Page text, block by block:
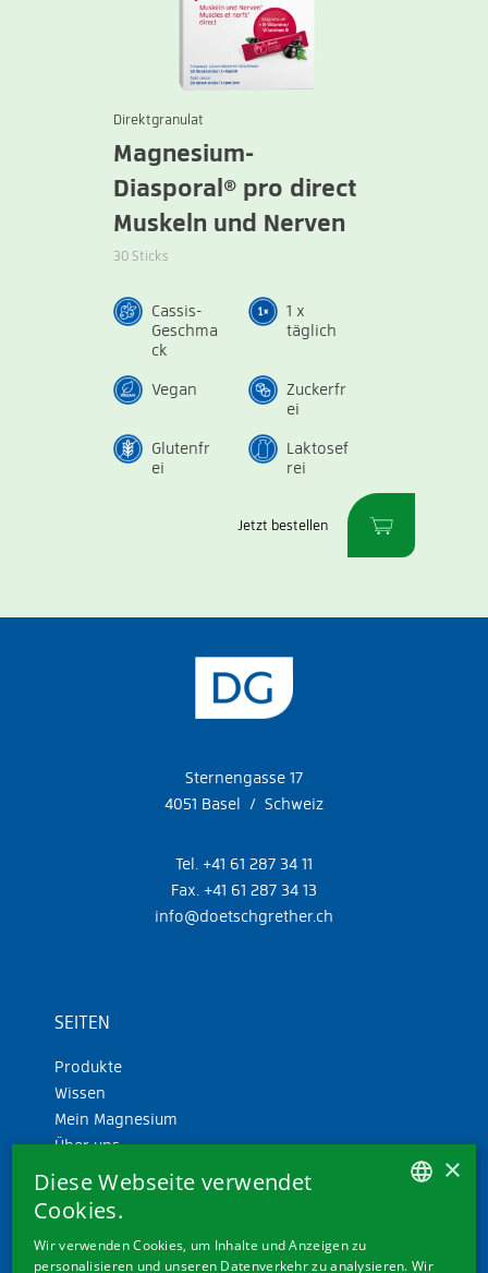
Direktgranulat
Magnesium-
Diasporal® pro direct
Muskeln und Nerven
30 Sticks
Cassis-
Geschma
ck
1 x
täglich
Vegan
Zuckerfr
ei
Glutenfr
ei
Laktosef
rei
Jetzt bestellen
Sternengasse 17
4051 Basel / Schweiz
Tel. +41 61 287 34 11
Fax. +41 61 287 34 13
info@doetschgrether.ch
SEITEN
Produkte
Wissen
Mein Magnesium
Über uns
FRENCH
×
Diese Webseite verwendet
Cookies.
Wir verwenden Cookies, um Inhalte und Anzeigen zu
personalisieren und unseren Datenverkehr zu analysieren. Wir